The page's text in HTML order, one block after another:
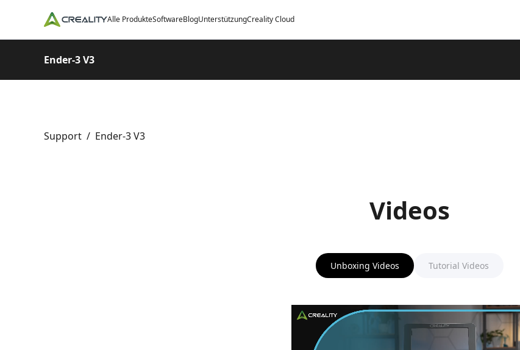
Alle ProdukteSoftwareBlogUnterstützungCreality Cloud
Ender-3 V3
Support / Ender-3 V3
Videos
Unboxing Videos Tutorial Videos